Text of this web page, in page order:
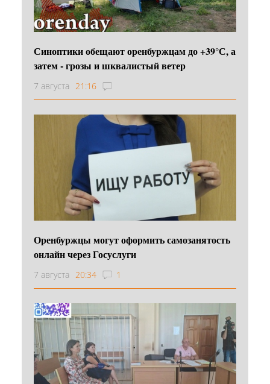
Синоптики обещают оренбуржцам до +39°С, а
затем - грозы и шквалистый ветер
7 августа 21:16
Оренбуржцы могут оформить самозанятость
онлайн через Госуслуги
7 августа 20:34 1